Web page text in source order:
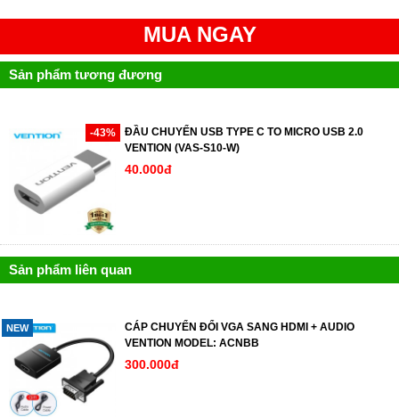
MUA NGAY
Sản phẩm tương đương
-43%
ĐẦU CHUYỂN USB TYPE C TO MICRO USB 2.0
VENTION (VAS-S10-W)
40.000đ
Sản phẩm liên quan
NEW
CÁP CHUYỂN ĐỔI VGA SANG HDMI + AUDIO
VENTION MODEL: ACNBB
300.000đ